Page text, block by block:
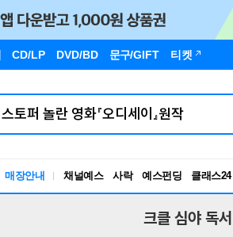
CD/LP DVD/BD 문구/GIFT 티켓
매장안내 채널예스 사락 예스펀딩 클래스24
크클 심야 독